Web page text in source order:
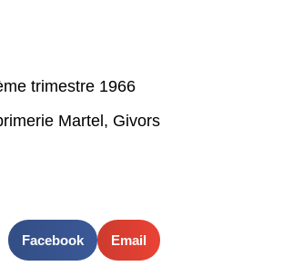
trimestre 1966
Martel, Givors
Facebook Email